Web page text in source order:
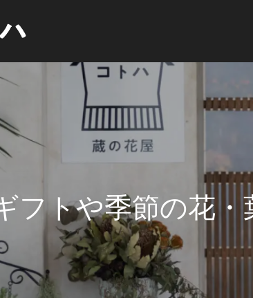
フトや季節の花 ・